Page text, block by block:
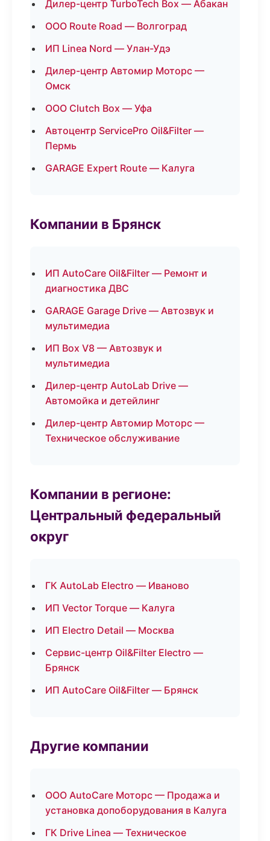
Дилер-центр TurboTech Box — Абакан
ООО Route Road — Волгоград
ИП Linea Nord — Улан-Удэ
Дилер-центр Автомир Моторс —
Омск
ООО Clutch Box — Уфа
Автоцентр ServicePro Oil&Filter —
Пермь
GARAGE Expert Route — Калуга
Компании в Брянск
ИП AutoCare Oil&Filter — Ремонт и
диагностика ДВС
GARAGE Garage Drive — Автозвук и
мультимедиа
ИП Box V8 — Автозвук и
мультимедиа
Дилер-центр AutoLab Drive —
Автомойка и детейлинг
Дилер-центр Автомир Моторс —
Техническое обслуживание
Компании в регионе:
Центральный федеральный
округ
ГК AutoLab Electro — Иваново
ИП Vector Torque — Калуга
ИП Electro Detail — Москва
Сервис-центр Oil&Filter Electro —
Брянск
ИП AutoCare Oil&Filter — Брянск
Другие компании
ООО AutoCare Моторс — Продажа и
установка допоборудования в Калуга
ГК Drive Linea — Техническое